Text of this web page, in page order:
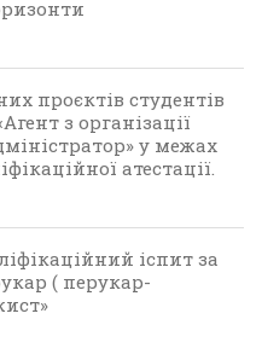
проєктів студентів
з організації
у межах
атестації.
іспит за
( перукар-